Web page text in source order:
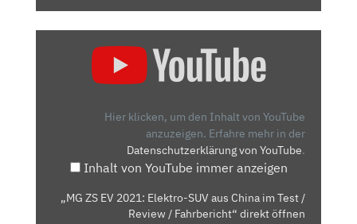
CHINA
Hier klicken, um den Inhalt von YouTube
anzuzeigen. Erfahre mehr in der
Datenschutzerklärung von YouTube.
Inhalt von YouTube immer anzeigen
„MG ZS EV 2021: Elektro-SUV aus China im Test /
Review / Fahrbericht“ direkt öffnen